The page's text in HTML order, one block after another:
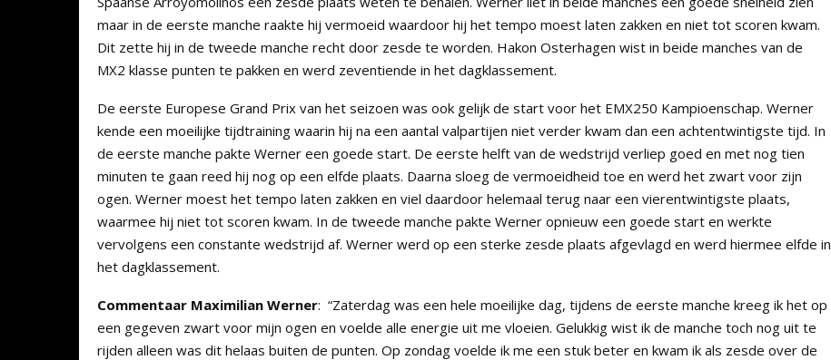
maar in de eerste manche raakte hij vermoeid waardoor hij het tempo moest laten zakken en niet tot scoren kwam.
Dit zette hij in de tweede manche recht door zesde te worden. Hakon Osterhagen wist in beide manches van de
MX2 klasse punten te pakken en werd zeventiende in het dagklassement.
De eerste Europese Grand Prix van het seizoen was ook gelijk de start voor het EMX250 Kampioenschap. Werner
kende een moeilijke tijdtraining waarin hij na een aantal valpartijen niet verder kwam dan een achtentwintigste tijd. In
de eerste manche pakte Werner een goede start. De eerste helft van de wedstrijd verliep goed en met nog tien
minuten te gaan reed hij nog op een elfde plaats. Daarna sloeg de vermoeidheid toe en werd het zwart voor zijn
ogen. Werner moest het tempo laten zakken en viel daardoor helemaal terug naar een vierentwintigste plaats,
waarmee hij niet tot scoren kwam. In de tweede manche pakte Werner opnieuw een goede start en werkte
vervolgens een constante wedstrijd af. Werner werd op een sterke zesde plaats afgevlagd en werd hiermee elfde in
het dagklassement.
Commentaar Maximilian Werner: “Zaterdag was een hele moeilijke dag, tijdens de eerste manche kreeg ik het op
een gegeven zwart voor mijn ogen en voelde alle energie uit me vloeien. Gelukkig wist ik de manche toch nog uit te
rijden alleen was dit helaas buiten de punten. Op zondag voelde ik me een stuk beter en kwam ik als zesde over de